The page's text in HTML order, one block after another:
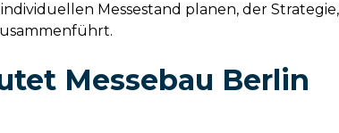
Messestand planen, der Strategie,
Messebau Berlin